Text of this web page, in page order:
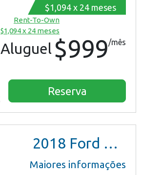
$1,094 x 24 meses
Rent-To-Own
$1,094 x 24 meses
Aluguel $999/mês
Reserva
2018 Ford Mustang
Maiores informações